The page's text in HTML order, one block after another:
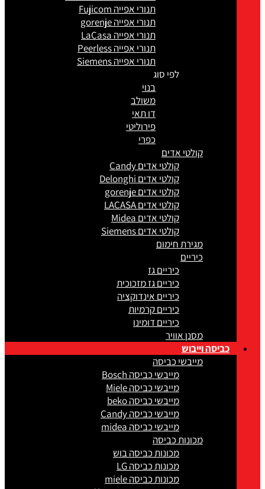
תנורי אפייה Fujicom
תנורי אפייה gorenje
תנורי אפייה LaCasa
תנורי אפייה Peerless
תנורי אפייה Siemens
לפי סוג
בנוי
משולב
דו תאי
פירוליטי
כפרי
קולטי אדים
קולטי אדים Candy
קולטי אדים Delonghi
קולטי אדים gorenje
קולטי אדים LACASA
קולטי אדים Midea
קולטי אדים Siemens
מגירת חימום
כיריים
כיריים גז
כיריים גז מזכוכית
כיריים אינדוקציה
כיריים קרמיות
כיריים דומינו
מסנן אוויר
כביסה וייבוש
מייבשי כביסה
מייבשי כביסה Bosch
מייבשי כביסה Miele
מייבשי כביסה beko
מייבשי כביסה Candy
מייבשי כביסה midea
מכונות כביסה
מכונות כביסה בוש
מכונות כביסה LG
מכונות כביסה miele